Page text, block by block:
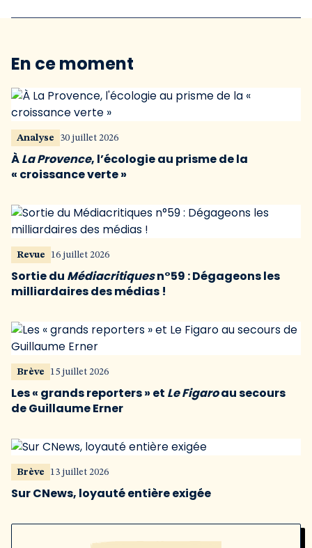
En ce moment
Analyse 30 juillet 2026
ÀLa Provence, l’écologie au prisme de la
« croissance verte »
Revue 16 juillet 2026
Sortie du Médiacritiquesn°59 : Dégageons les
milliardaires des médias !
Brève 15 juillet 2026
Les « grands reporters » et Le Figaroau secours
de Guillaume Erner
Brève 13 juillet 2026
Sur CNews, loyauté entière exigée